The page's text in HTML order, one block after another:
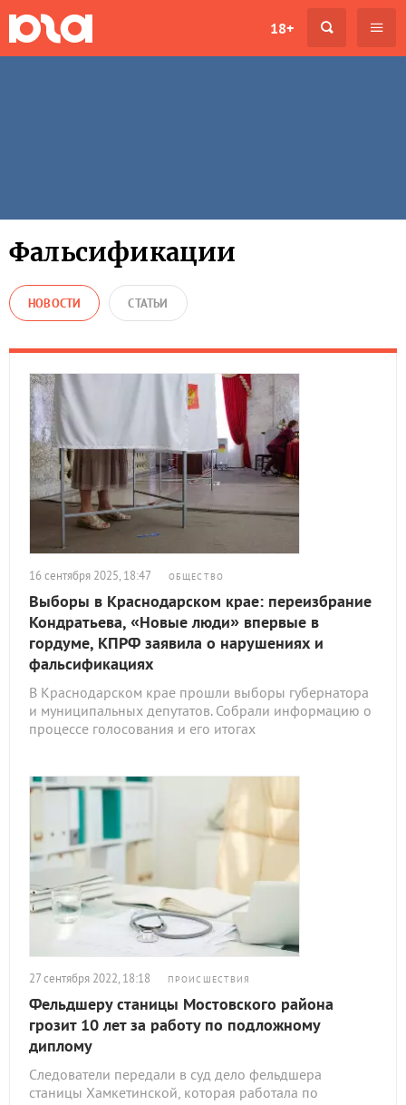
18+
Фальсификации
НОВОСТИ СТАТЬИ
16 сентября 2025, 18:47 ОБЩЕСТВО
Выборы в Краснодарском крае: переизбрание
Кондратьева, «Новые люди» впервые в
гордуме, КПРФ заявила о нарушениях и
фальсификациях
В Краснодарском крае прошли выборы губернатора
и муниципальных депутатов. Собрали информацию о
процессе голосования и его итогах
27 сентября 2022, 18:18 ПРОИСШЕСТВИЯ
Фельдшеру станицы Мостовского района
грозит 10 лет за работу по подложному
диплому
Следователи передали в суд дело фельдшера
станицы Хамкетинской, которая работала по